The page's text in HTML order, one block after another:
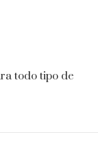
todo tipo de